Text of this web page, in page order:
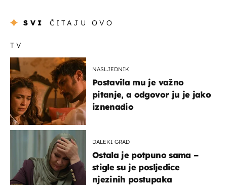
SVI ČITAJU OVO
TV
NASLJEDNIK
Postavila mu je važno
pitanje, a odgovor ju je jako
iznenadio
DALEKI GRAD
Ostala je potpuno sama –
stigle su je posljedice
njezinih postupaka